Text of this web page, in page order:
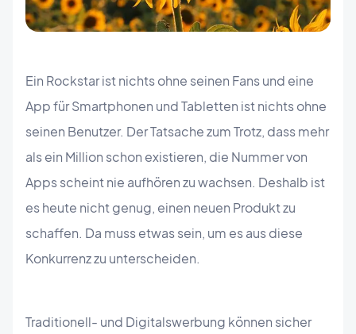
Ein Rockstar ist nichts ohne seinen Fans und eine
App für Smartphonen und Tabletten ist nichts ohne
seinen Benutzer. Der Tatsache zum Trotz, dass mehr
als ein Million schon existieren, die Nummer von
Apps scheint nie aufhören zu wachsen. Deshalb ist
es heute nicht genug, einen neuen Produkt zu
schaffen. Da muss etwas sein, um es aus diese
Konkurrenz zu unterscheiden.
Traditionell- und Digitalswerbung können sicher